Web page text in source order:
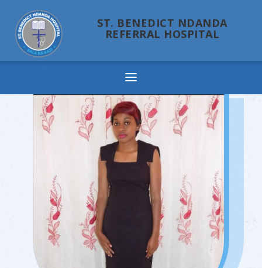
ST. BENEDICT NDANDA
REFERRAL HOSPITAL